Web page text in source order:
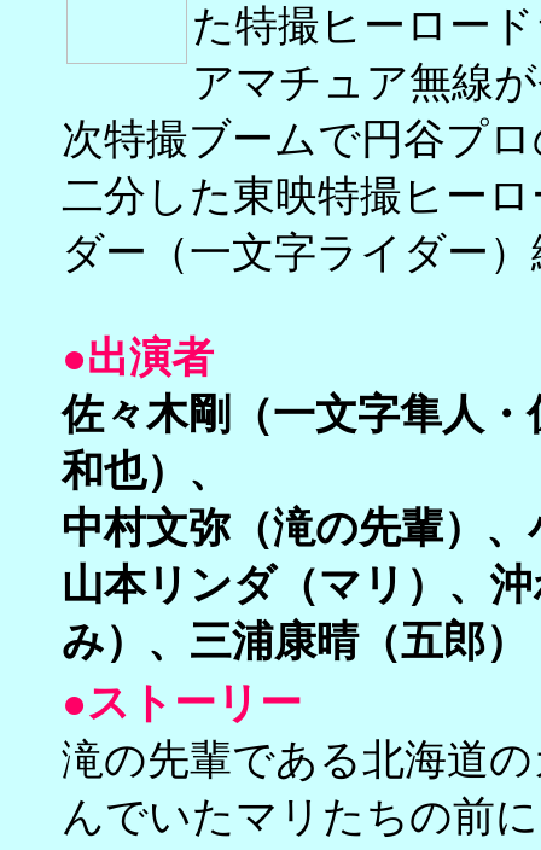
た特撮ヒーロー
アマチュア無線
次特撮ブームで円谷プ
二分した東映特撮ヒー
ダー（一文字ライダー
●出演者
佐々木剛（一文字隼人
和也）、
中村文弥（滝の先輩）
山本リンダ（マリ）、
み）、三浦康晴（五郎）
●ストーリー
滝の先輩である北海道
んでいたマリたちの前